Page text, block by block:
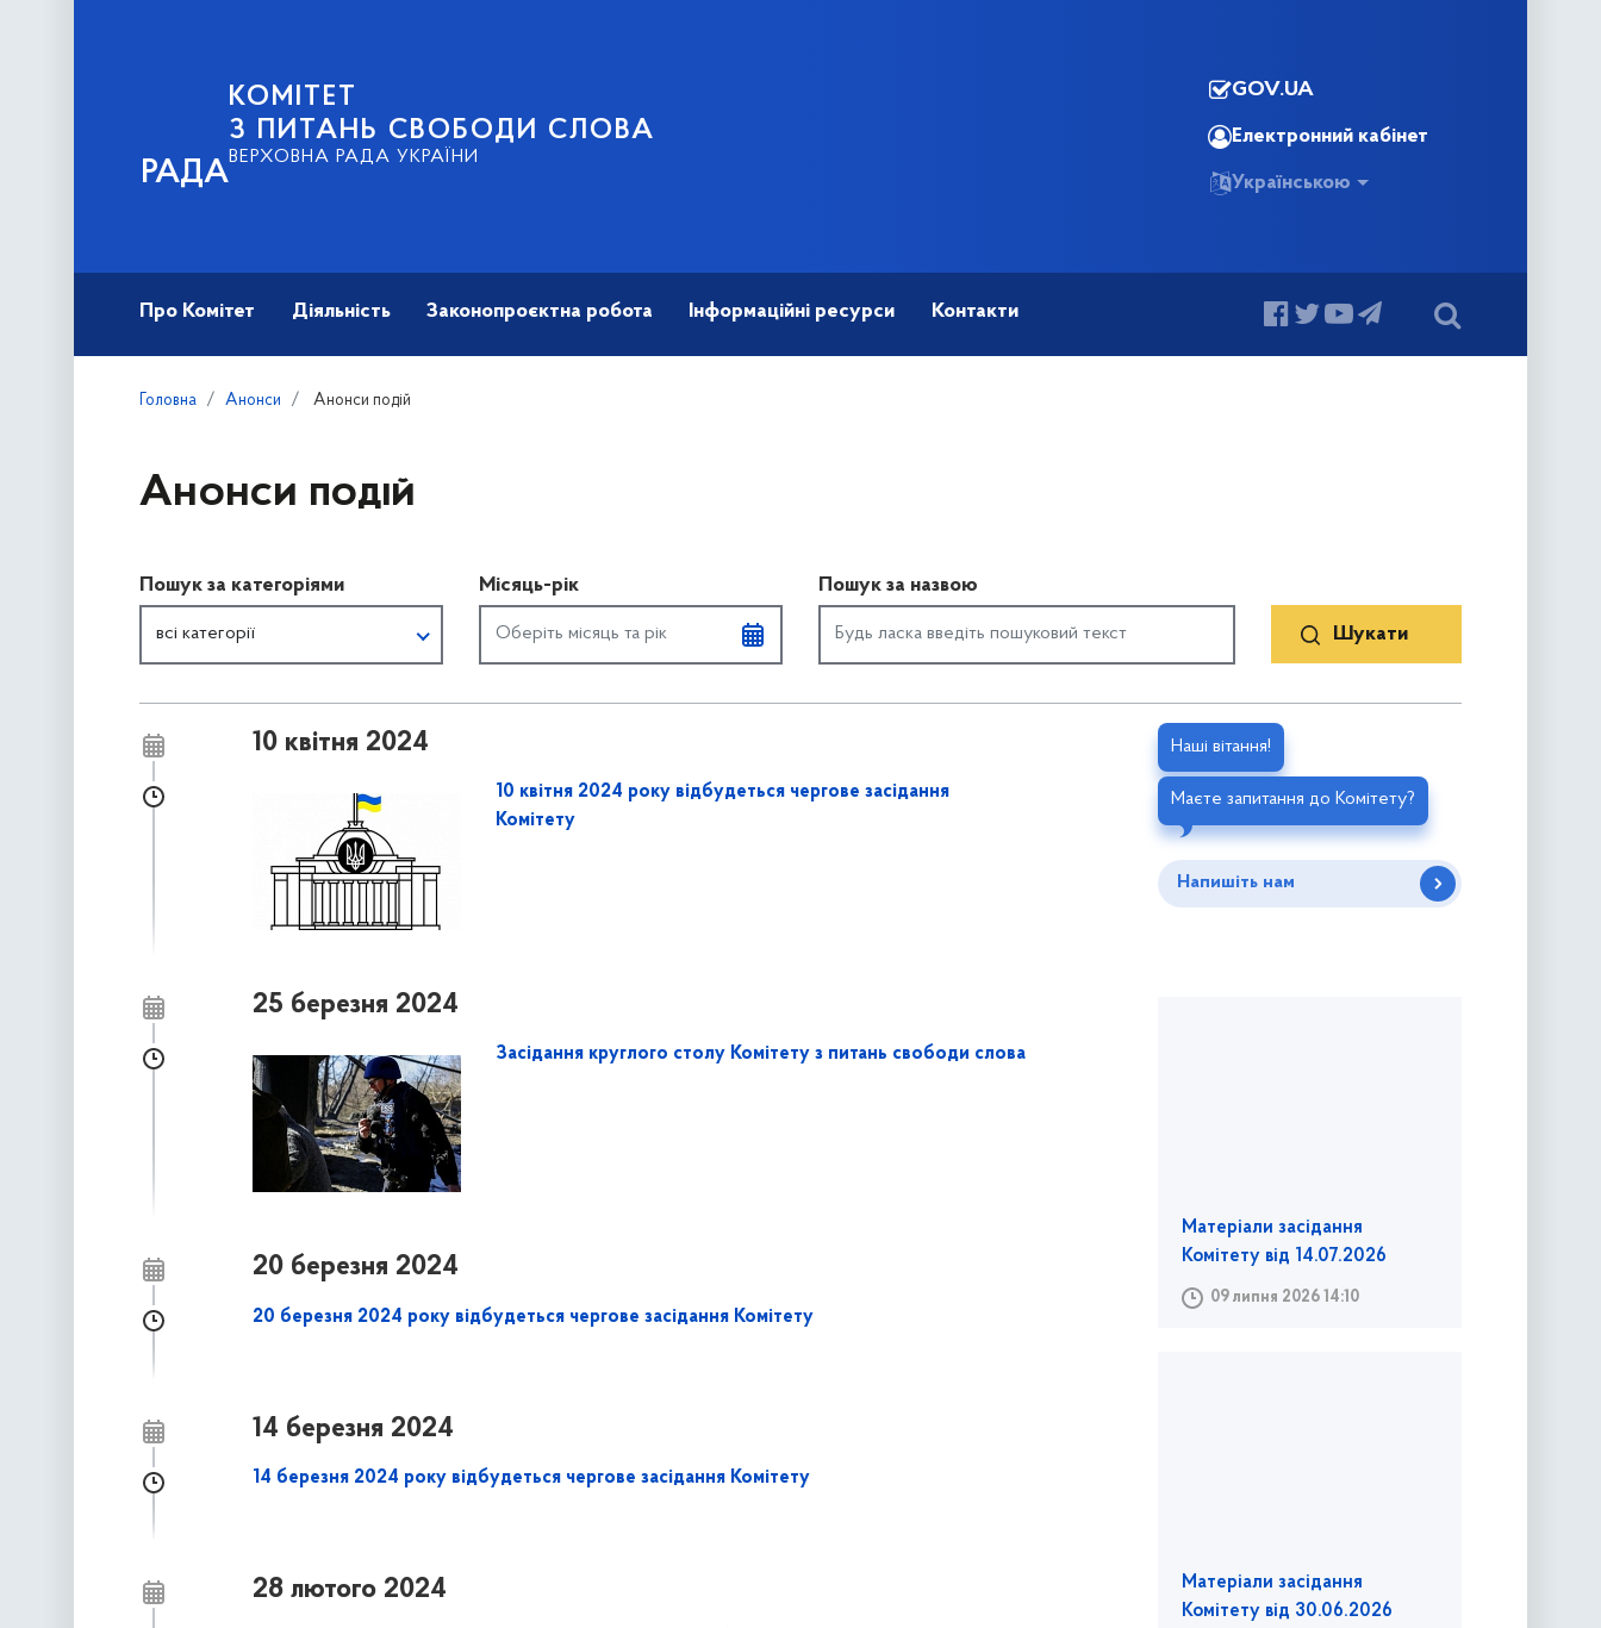
РАДА
КОМІТЕТ
З ПИТАНЬ СВОБОДИ СЛОВА
ВЕРХОВНА РАДА УКРАЇНИ
GOV.UA
Електронний кабінет
Українською
Про Комітет Діяльність Законопроєктна робота Інформаційні ресурси Контакти
Головна Анонси Анонси подій
Анонси подій
Пошук за категоріями
всі категорії
Місяць-рік Пошук за назвою
10 квітня 2024
10 квітня 2024 року відбудеться чергове засідання
Комітету
25 березня 2024
Засідання круглого столу Комітету з питань свободи слова
20 березня 2024
20 березня 2024 року відбудеться чергове засідання Комітету
14 березня 2024
14 березня 2024 року відбудеться чергове засідання Комітету
28 лютого 2024
Наші вітання!
Маєте запитання до Комітету?
Напишіть нам
Матеріали засідання
Комітету від 14.07.2026
09 липня 2026 14:10
Матеріали засідання
Комітету від 30.06.2026